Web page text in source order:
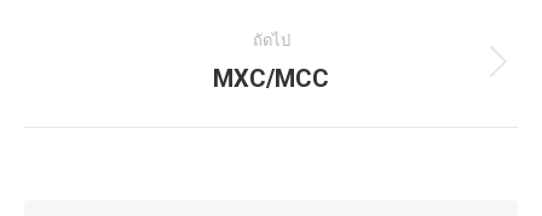
ถัดไป
Next
MXC/MCC